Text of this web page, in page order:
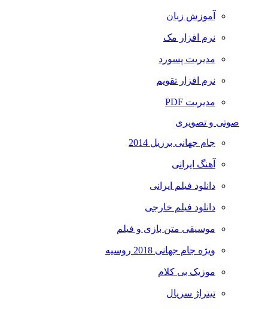
آموزش زبان
نرم افزار مک
مدیریت پسورد
نرم افزار تقویم
مدیریت PDF
صوتی و تصویری
جام جهانی برزیل 2014
آهنگ ایرانی
دانلود فیلم ایرانی
دانلود فیلم خارجی
موسیقی متن بازی و فیلم
ویژه جام جهانی 2018 روسیه
موزیک بی کلام
تیتراژ سریال